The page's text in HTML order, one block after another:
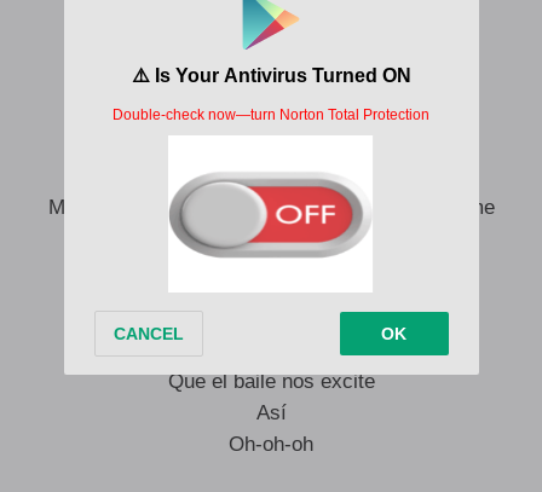
Let’s turn this dance into sex
Dime si me pego lento
Sexo con ropa, baby, let’s go
Mami, I’ll **** you on the dance floor if you let me
Aunque violemos la ley
Que el baile nos excite
Así
Oh-oh-oh